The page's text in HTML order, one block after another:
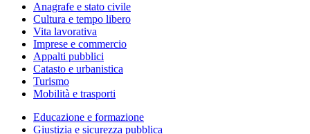
Anagrafe e stato civile
Cultura e tempo libero
Vita lavorativa
Imprese e commercio
Appalti pubblici
Catasto e urbanistica
Turismo
Mobilità e trasporti
Educazione e formazione
Giustizia e sicurezza pubblica